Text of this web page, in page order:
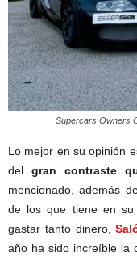
Supercars Owners
Lo mejor en su opinión
delgran contraste
mencionado, además
de los que tiene en
gastar tanto dinero,
año ha sido increíble la